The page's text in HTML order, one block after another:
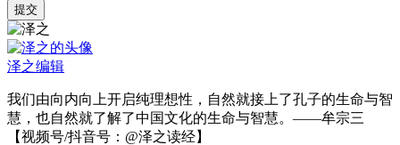
提交
泽之编辑
我们由向内向上开启纯理想性，自然就接上了孔子的生命与智
慧，也自然就了解了中国文化的生命与智慧。——牟宗三
【视频号/抖音号：@泽之读经】